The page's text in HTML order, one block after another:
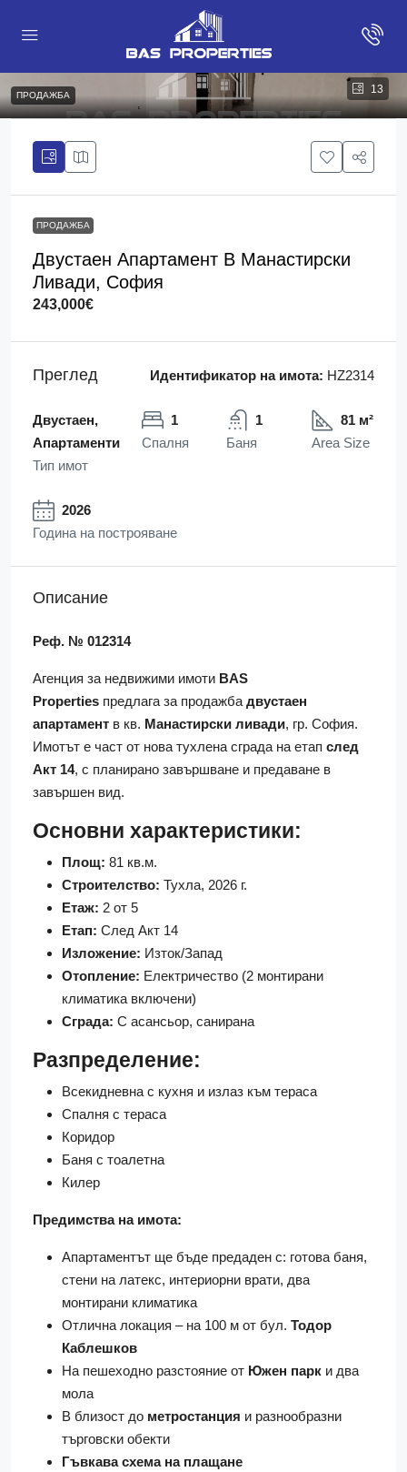
13
ПРОДАЖБА
ПРОДАЖБА
Двустаен Апартамент В Манастирски
Ливади, София
243,000€
Преглед Идентификатор на имота: HZ2314
Двустаен,
Апартаменти
Тип имот
1
Спалня
1
Баня
81 м²
Area Size
2026
Година на построяване
Описание
Реф. № 012314
Агенция за недвижими имоти BAS
Properties предлага за продажба двустаен
апартамент в кв. Манастирски ливади, гр. София.
Имотът е част от нова тухлена сграда на етап след
Акт 14, с планирано завършване и предаване в
завършен вид.
Основни характеристики:
Площ: 81 кв.м.
Строителство: Тухла, 2026 г.
Етаж: 2 от 5
Етап: След Акт 14
Изложение: Изток/Запад
Отопление: Електричество (2 монтирани
климатика включени)
Сграда: С асансьор, санирана
Разпределение:
Всекидневна с кухня и излаз към тераса
Спалня с тераса
Коридор
Баня с тоалетна
Килер
Предимства на имота:
Апартаментът ще бъде предаден с: готова баня,
стени на латекс, интериорни врати, два
монтирани климатика
Отлична локация – на 100 м от бул. Тодор
Каблешков
На пешеходно разстояние от Южен парк и два
мола
В близост до метростанция и разнообразни
търговски обекти
Гъвкава схема на плащане